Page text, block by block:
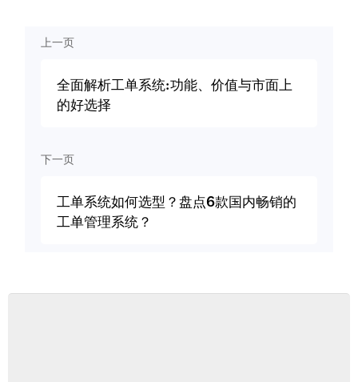
上一页
全面解析工单系统:功能、价值与市面上
的好选择
下一页
工单系统如何选型？盘点6款国内畅销的
工单管理系统？